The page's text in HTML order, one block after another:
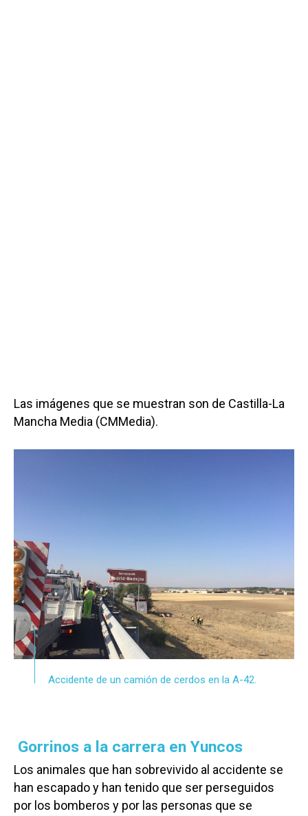
Las imágenes que se muestran son de Castilla-La
Mancha Media (CMMedia).
Accidente de un camión de cerdos en la A-42.
Gorrinos a la carrera en Yuncos
Los animales que han sobrevivido al accidente se
han escapado y han tenido que ser perseguidos
por los bomberos y por las personas que se